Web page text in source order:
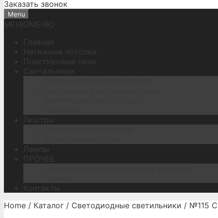
Заказать звонок
Menu
МЕНЮМЕНЮ
Главная
Натяжные потолки
Пластиковые окна
Светильники
Люстры
Лампы
ПРОЧЕЕ
Контакты
Home / Каталог / Светодиодные светильники / №115